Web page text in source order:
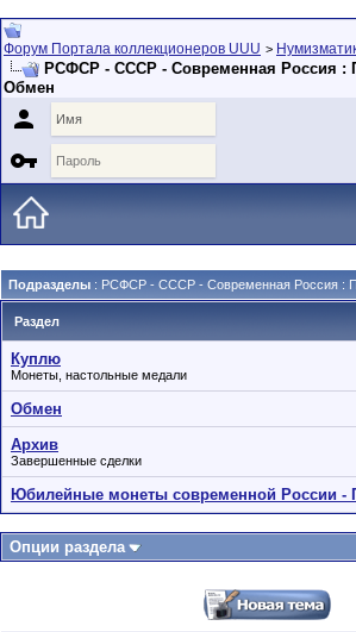
Форум Портала коллекционеров UUU >
РСФСР - СССР - Современная Россия :
Обмен


Подразделы : РСФСР - СССР - Современная Россия :
Раздел
Куплю
Монеты, настольные медали
Обмен
Архив
Завершенные сделки
Юбилейные монеты современной России -
Опции раздела